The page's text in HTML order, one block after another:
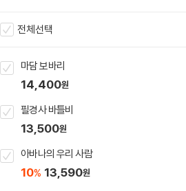
전체선택
마담 보바리
14,400원
필경사 바틀비
13,500원
아바나의 우리 사람
10% 13,590원